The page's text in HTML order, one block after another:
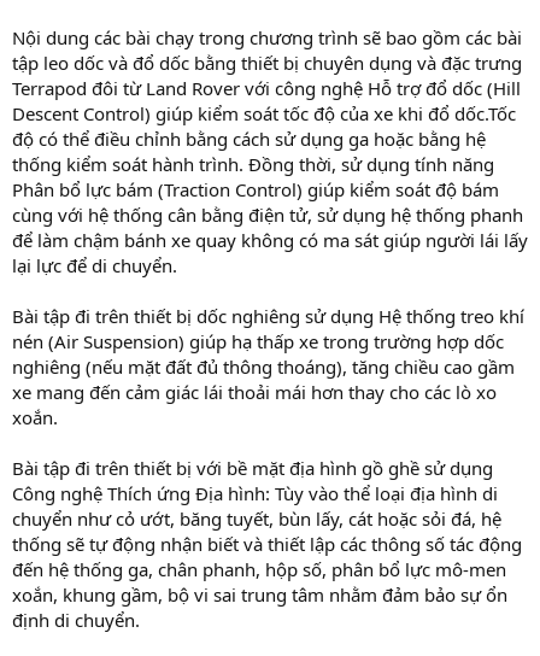
Nội dung các bài chạy trong chương trình sẽ bao gồm các bài
tập leo dốc và đổ dốc bằng thiết bị chuyên dụng và đặc trưng
Terrapod đôi từ Land Rover với công nghệ Hỗ trợ đổ dốc (Hill
Descent Control) giúp kiểm soát tốc độ của xe khi đổ dốc.Tốc
độ có thể điều chỉnh bằng cách sử dụng ga hoặc bằng hệ
thống kiểm soát hành trình. Đồng thời, sử dụng tính năng
Phân bổ lực bám (Traction Control) giúp kiểm soát độ bám
cùng với hệ thống cân bằng điện tử, sử dụng hệ thống phanh
để làm chậm bánh xe quay không có ma sát giúp người lái lấy
lại lực để di chuyển.
Bài tập đi trên thiết bị dốc nghiêng sử dụng Hệ thống treo khí
nén (Air Suspension) giúp hạ thấp xe trong trường hợp dốc
nghiêng (nếu mặt đất đủ thông thoáng), tăng chiều cao gầm
xe mang đến cảm giác lái thoải mái hơn thay cho các lò xo
xoắn.
Bài tập đi trên thiết bị với bề mặt địa hình gồ ghề sử dụng
Công nghệ Thích ứng Địa hình: Tùy vào thể loại địa hình di
chuyển như cỏ ướt, băng tuyết, bùn lấy, cát hoặc sỏi đá, hệ
thống sẽ tự động nhận biết và thiết lập các thông số tác động
đến hệ thống ga, chân phanh, hộp số, phân bổ lực mô-men
xoắn, khung gầm, bộ vi sai trung tâm nhằm đảm bảo sự ổn
định di chuyển.